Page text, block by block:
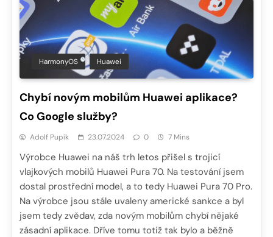
HarmonyOS Huawei
Chybí novým mobilům Huawei aplikace?
Co Google služby?
Adolf Pupík 23.07.2024 0 7 Mins
Výrobce Huawei na náš trh letos přišel s trojicí
vlajkových mobilů Huawei Pura 70. Na testování jsem
dostal prostřední model, a to tedy Huawei Pura 70 Pro.
Na výrobce jsou stále uvaleny americké sankce a byl
jsem tedy zvědav, zda novým mobilům chybí nějaké
zásadní aplikace. Dříve tomu totiž tak bylo a běžně